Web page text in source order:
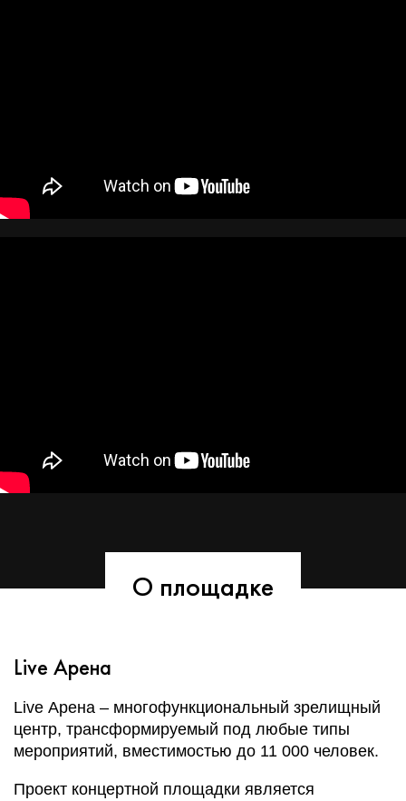
О площадке
Live Арена
Live Арена – многофункциональный зрелищный
центр, трансформируемый под любые типы
мероприятий, вместимостью до 11 000 человек.
Проект концертной площадки является